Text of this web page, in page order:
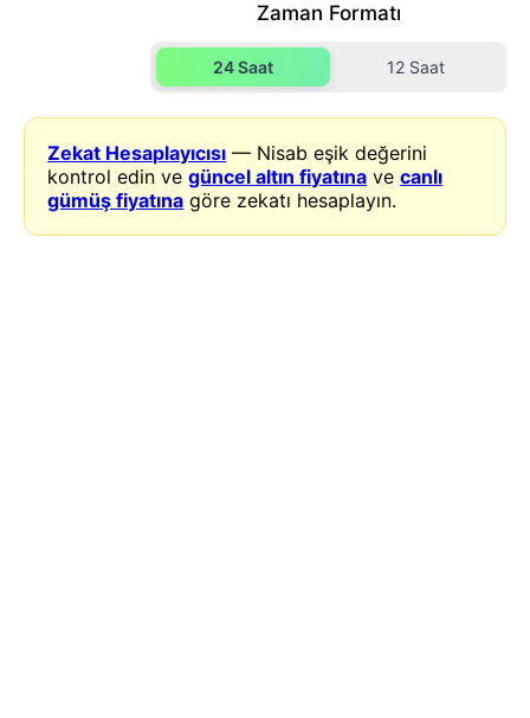
Zaman Formatı
24 Saat 12 Saat
Zekat Hesaplayıcısı — Nisab eşik değerini
kontrol edin vegüncel altın fiyatına vecanlı
gümüş fiyatına göre zekatı hesaplayın.